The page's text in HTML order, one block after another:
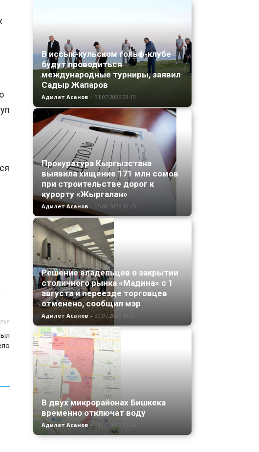
В иссык-кульском гольф-клубе
будут проводиться
международные турниры, заявил
Садыр Жапаров
Адилет Асанов - 31.07.2026 09:13
Прокуратура Кыргызстана
выявила хищение 171 млн сомов
при строительстве дорог к
курорту «Жыргалан»
Адилет Асанов - 05.08.2026 10:45
Решение владельцев о закрытии
столичного рынка «Мадина» с 1
августа и переезде торговцев
отменено, сообщил мэр
Адилет Асанов - 30.07.2026 10:39
В двух микрорайонах Бишкека
временно отключат воду
Адилет Асанов - 31.07.2026 17:25